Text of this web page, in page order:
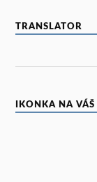
TRANSLATOR
IKONKA NA VÁŠ